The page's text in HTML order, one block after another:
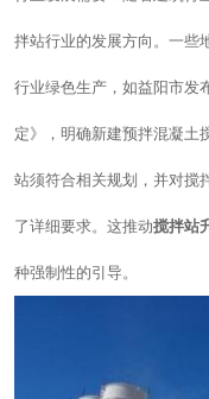
拌站行业的发展方向。一些
行业绿色生产，如益阳市发
定》，明确新建预拌混凝土
站须符合相关规划，并对搅
了详细要求。这推动搅拌站
种强制性的引导。